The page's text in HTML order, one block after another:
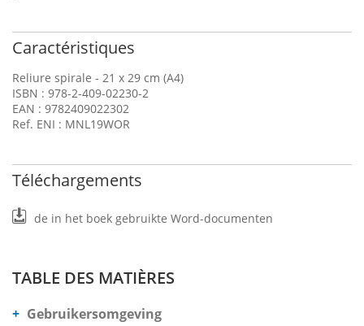
Caractéristiques
Reliure spirale - 21 x 29 cm (A4)
ISBN : 978-2-409-02230-2
EAN : 9782409022302
Ref. ENI : MNL19WOR
Téléchargements
de in het boek gebruikte Word-documenten
TABLE DES MATIÈRES
Gebruikersomgeving